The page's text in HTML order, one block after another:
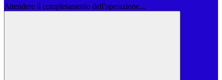
Attendere il completamento dell'operazione...